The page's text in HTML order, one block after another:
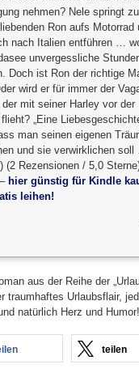
nehmen? Nele springt
Ron aufs Motorrad
nach Italien entführen …
unvergessliche
Doch ist Ron der richtige
wird er für immer der
der mit seiner Harley vor der
„Eine
man seinen eigenen
und sie verwirklichen soll
(2 Rezensionen / 5,0
hier günstig für Kindle
leihen!
aus der Reihe der
traumhaftes Urlaubsflair,
natürlich Herz und Humor!
teilen